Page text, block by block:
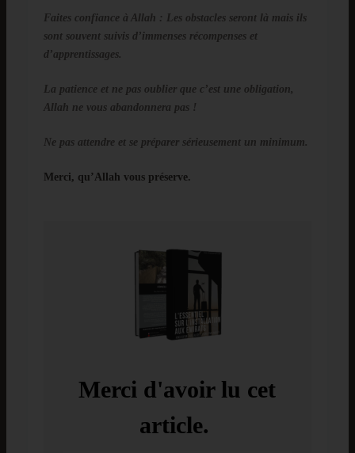
Faites confiance à Allah : Les obstacles seront là mais ils
sont souvent suivis d’immenses récompenses et
d’apprentissages.
La patience et ne pas oublier que c’est une obligation,
Allah ne vous abandonnera pas !
Ne pas attendre et se préparer sérieusement un minimum.
Merci, qu’Allah vous préserve.
Merci d'avoir lu cet
article.